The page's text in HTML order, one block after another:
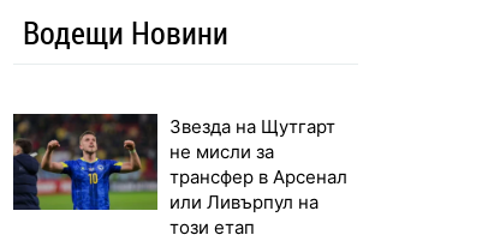
Водещи Новини
Звезда на Щутгарт
не мисли за
трансфер в Арсенал
или Ливърпул на
този етап